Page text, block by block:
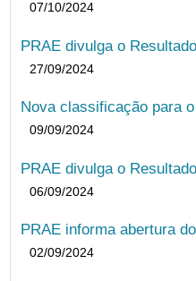
07/10/2024
PRAE divulga o
27/09/2024
Nova classificação para
09/09/2024
PRAE divulga o
06/09/2024
PRAE informa abertura
02/09/2024